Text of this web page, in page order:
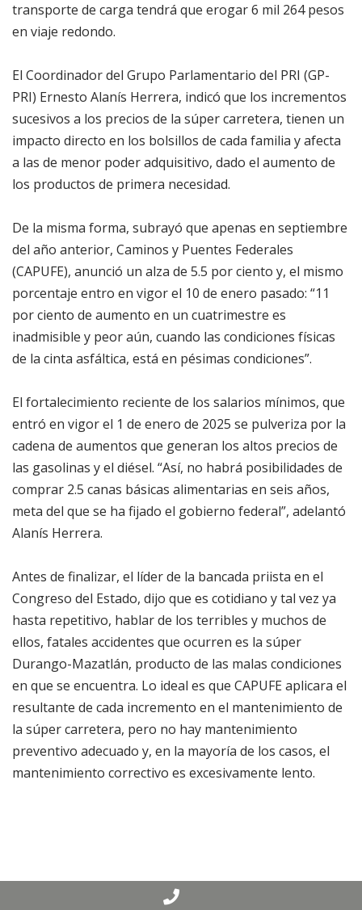
transporte de carga tendrá que erogar 6 mil 264 pesos
en viaje redondo.
El Coordinador del Grupo Parlamentario del PRI (GP-
PRI) Ernesto Alanís Herrera, indicó que los incrementos
sucesivos a los precios de la súper carretera, tienen un
impacto directo en los bolsillos de cada familia y afecta
a las de menor poder adquisitivo, dado el aumento de
los productos de primera necesidad.
De la misma forma, subrayó que apenas en septiembre
del año anterior, Caminos y Puentes Federales
(CAPUFE), anunció un alza de 5.5 por ciento y, el mismo
porcentaje entro en vigor el 10 de enero pasado: “11
por ciento de aumento en un cuatrimestre es
inadmisible y peor aún, cuando las condiciones físicas
de la cinta asfáltica, está en pésimas condiciones”.
El fortalecimiento reciente de los salarios mínimos, que
entró en vigor el 1 de enero de 2025 se pulveriza por la
cadena de aumentos que generan los altos precios de
las gasolinas y el diésel. “Así, no habrá posibilidades de
comprar 2.5 canas básicas alimentarias en seis años,
meta del que se ha fijado el gobierno federal”, adelantó
Alanís Herrera.
Antes de finalizar, el líder de la bancada priista en el
Congreso del Estado, dijo que es cotidiano y tal vez ya
hasta repetitivo, hablar de los terribles y muchos de
ellos, fatales accidentes que ocurren es la súper
Durango-Mazatlán, producto de las malas condiciones
en que se encuentra. Lo ideal es que CAPUFE aplicara el
resultante de cada incremento en el mantenimiento de
la súper carretera, pero no hay mantenimiento
preventivo adecuado y, en la mayoría de los casos, el
mantenimiento correctivo es excesivamente lento.